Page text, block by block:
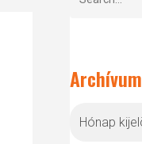
Archívum